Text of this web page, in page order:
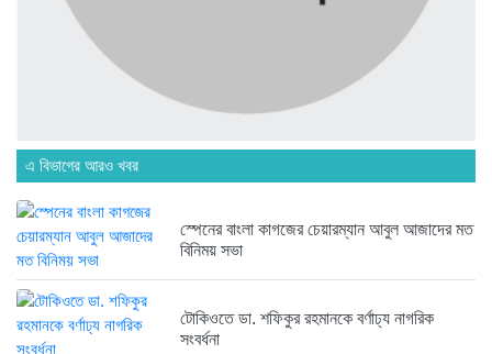
ব্রিকলেইন জামে মসজিদ প্রতিষ্ঠার ৫০...
১ সপ্তাহ আগে
রাজনৈতিক লড়াইয়ে জিততে হলে সাংস্কৃতিক...
২ সপ্তাহ আগে
এ বিভাগের আরও খবর
স্পেনের বাংলা কাগজের চেয়ারম্যান আবুল আজাদের মত
বিনিময় সভা
টোকিওতে ডা. শফিকুর রহমানকে বর্ণাঢ্য নাগরিক
সংবর্ধনা